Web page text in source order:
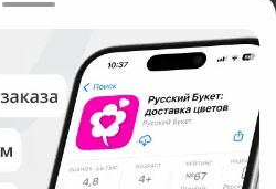
доставки цветов в Анапе
«Технология»
5410081997
ул. Ипподромская,